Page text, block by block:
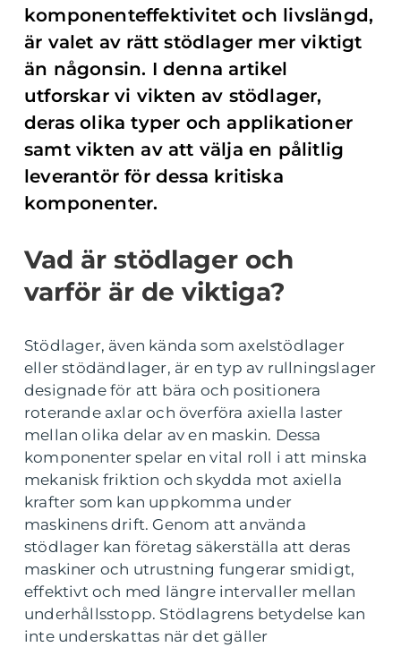
komponenteffektivitet och livslängd,
är valet av rätt stödlager mer viktigt
än någonsin. I denna artikel
utforskar vi vikten av stödlager,
deras olika typer och applikationer
samt vikten av att välja en pålitlig
leverantör för dessa kritiska
komponenter.
Vad är stödlager och
varför är de viktiga?
Stödlager, även kända som axelstödlager
eller stödändlager, är en typ av rullningslager
designade för att bära och positionera
roterande axlar och överföra axiella laster
mellan olika delar av en maskin. Dessa
komponenter spelar en vital roll i att minska
mekanisk friktion och skydda mot axiella
krafter som kan uppkomma under
maskinens drift. Genom att använda
stödlager kan företag säkerställa att deras
maskiner och utrustning fungerar smidigt,
effektivt och med längre intervaller mellan
underhållsstopp. Stödlagrens betydelse kan
inte underskattas när det gäller